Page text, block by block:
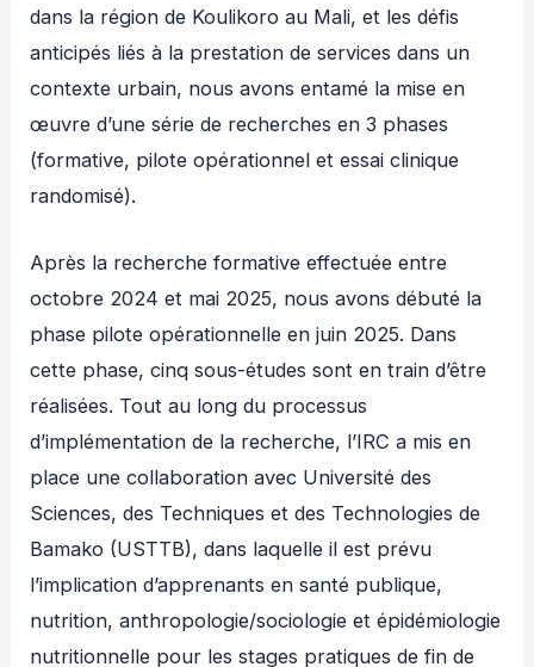
dans la région de Koulikoro au Mali, et les défis
anticipés liés à la prestation de services dans un
contexte urbain, nous avons entamé la mise en
œuvre d’une série de recherches en 3 phases
(formative, pilote opérationnel et essai clinique
randomisé).
Après la recherche formative effectuée entre
octobre 2024 et mai 2025, nous avons débuté la
phase pilote opérationnelle en juin 2025. Dans
cette phase, cinq sous-études sont en train d’être
réalisées. Tout au long du processus
d’implémentation de la recherche, l’IRC a mis en
place une collaboration avec Université des
Sciences, des Techniques et des Technologies de
Bamako (USTTB), dans laquelle il est prévu
l’implication d’apprenants en santé publique,
nutrition, anthropologie/sociologie et épidémiologie
nutritionnelle pour les stages pratiques de fin de